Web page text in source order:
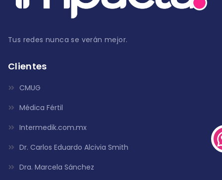
Tus redes nunca se verán mejor.
Clientes
CMUG
Médica Fértil
Intermedik.com.mx
Dr. Carlos Eduardo Alcivia Smith
Dra. Marcela Sánchez